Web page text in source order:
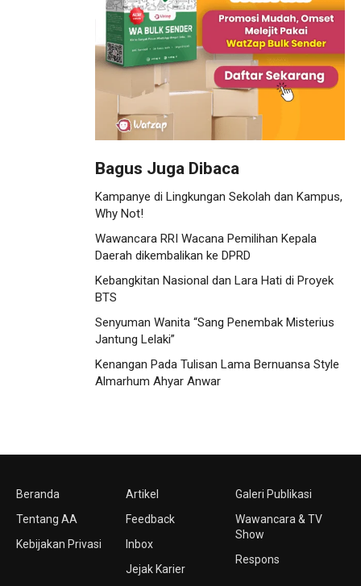
Bagus Juga Dibaca
Kampanye di Lingkungan Sekolah dan Kampus,
Why Not!
Wawancara RRI Wacana Pemilihan Kepala
Daerah dikembalikan ke DPRD
Kebangkitan Nasional dan Lara Hati di Proyek
BTS
Senyuman Wanita “Sang Penembak Misterius
Jantung Lelaki”
Kenangan Pada Tulisan Lama Bernuansa Style
Almarhum Ahyar Anwar
Beranda
Tentang AA
Kebijakan Privasi
Artikel
Feedback
Inbox
Jejak Karier
Galeri Publikasi
Wawancara & TV
Show
Respons